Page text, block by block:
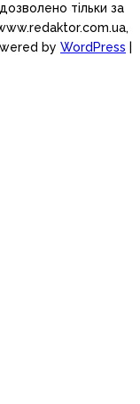
тільки за
by WordPress